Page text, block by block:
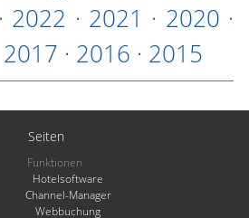
· 2022 · 2021 · 2020 ·
2017 · 2016 · 2015
Seiten
Funktionen
Hotelsoftware
Channel-Manager
Webbuchung